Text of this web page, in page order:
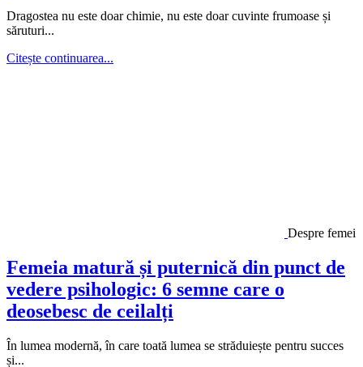
Dragostea nu este doar chimie, nu este doar cuvinte frumoase și
săruturi...
Citește continuarea...
Despre femei
Femeia matură și puternică din punct de
vedere psihologic: 6 semne care o
deosebesc de ceilalți
În lumea modernă, în care toată lumea se străduiește pentru succes
și...